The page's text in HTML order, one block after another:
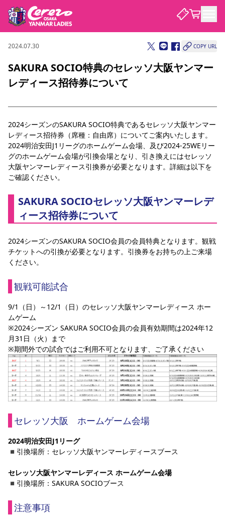
試合・チーム
試合について
チームについて
選手・スタッフ スケジュール アクセス セレッソ大阪 アカデミー
観戦する
チケット情報 価格・席種 シーズンシート
観戦ガイド
キッズ向けサービス 観戦マナー&ルール
YANMAR HANASAKA STADIUM
セレッソ大阪ヤンマーレデ
ィースについて
クラブ紹介 沿革
サポートする
パートナー・スポンサー一覧
スポーツクラブ
ニュース
すべて チーム グッズ チケット イベント パートナー
アカデミー
2024.07.30 COPY URL
SAKURA SOCIO特典のセレッソ大阪ヤンマー
レディース招待券について
2024シーズンのSAKURA SOCIO特典であるセレッソ大阪ヤンマー
レディース招待券（席種：自由席）についてご案内いたします。
2024明治安田J1リーグのホームゲーム会場、及び2024-25WEリー
グのホームゲーム会場が引換会場となり、引き換えにはセレッソ
大阪ヤンマーレディース引換券が必要となります。詳細は以下を
ご確認ください。
SAKURA SOCIOセレッソ大阪ヤンマーレデ
ィース招待券について
2024シーズンのSAKURA SOCIO会員の会員特典となります。観戦
チケットへの引換が必要となります。引換券をお持ちの上ご来場
ください。
観戦可能試合
9/1（日）～12/1（日）のセレッソ大阪ヤンマーレディース ホー
ムゲーム
※2024シーズン SAKURA SOCIO会員の会員有効期間は2024年12
月31日（火）まで
※期間外での試合ではご利用不可となります、ご了承ください
セレッソ大阪　ホームゲーム会場
2024明治安田J1リーグ
◾️引換場所：セレッソ大阪ヤンマーレディースブース
セレッソ大阪ヤンマーレディース ホームゲーム会場
◾️引換場所：SAKURA SOCIOブース
注意事項